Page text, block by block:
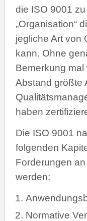
die ISO 9001
„Organisation“
jegliche Art von
kann. Ohne
Bemerkung
Abstand größte
haben
Die ISO 9001
folgenden
Forderungen
werden:
Normative